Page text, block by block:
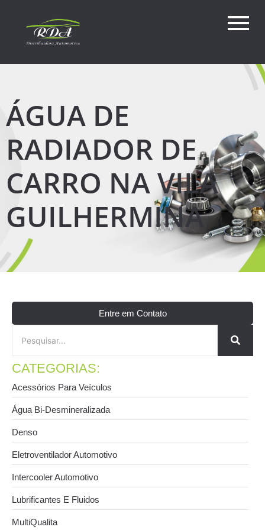
ÁGUA DE
RADIADOR DE
CARRO NA VILA
GUILHERMINA
Entre em Contato
CATEGORIAS:
Acessórios Para Veículos
Água Bi-Desmineralizada
Denso
Eletroventilador Automotivo
Intercooler Automotivo
Lubrificantes E Fluidos
MultiQualita